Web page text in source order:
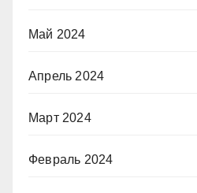
Май 2024
Апрель 2024
Март 2024
Февраль 2024